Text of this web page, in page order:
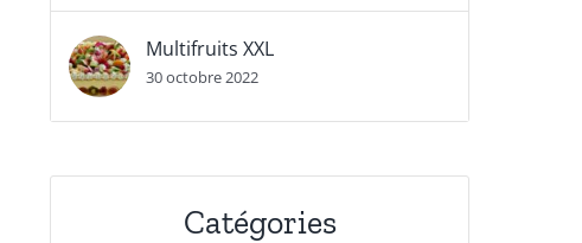
Multifruits XXL
30 octobre 2022
Catégories